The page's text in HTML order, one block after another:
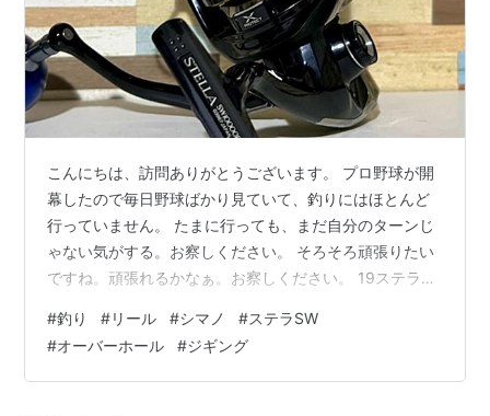
こんにちは、訪問ありがとうございます。 プロ野球が開
幕したので毎日野球ばかり見ていて、釣りにはほとんど
行っていません。 たまに行っても、まだ自分のターンじ
ゃない気がする。お察しください。 そろそろ頑張りたい
ですね。頑張れるかなぁ。お察しください。 19ステラ
かなかった私のステラSW。 www.tsuridehitoiki.com そ
の一度が大コケだったので、絶対にリベンジを！と意気
込んでいたんですけどね。 その後は天候に全く恵まれず
#釣り #リール #シマノ #ステラSW
#オーバーホール #ジギング